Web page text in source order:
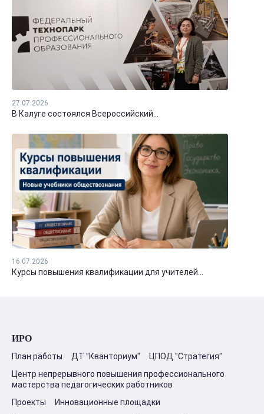
27.07.2026
В Калуге состоялся Всероссийский...
16.07.2026
Курсы повышения квалификации для учителей...
ИРО
План работы ДТ "Кванториум"
ЦПОД "Стратегия"
Центр непрерывного повышения профессионального
мастерства педагогических работников
Проекты
Инновационные площадки